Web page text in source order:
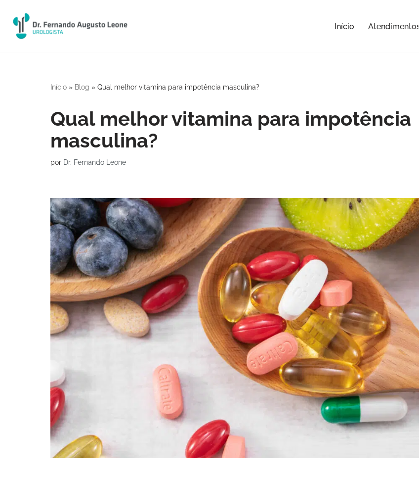
Pular
para
Início
Início » Blog » Qual melhor vitamina para impotência masculina?
Qual melhor vitamina para impotência
masculina?
por Dr. Fernando Leone